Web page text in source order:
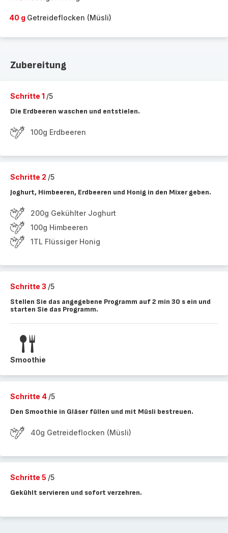
40 g Getreideflocken (Müsli)
Zubereitung
Schritte 1 /5
Die Erdbeeren waschen und entstielen.
100g Erdbeeren
Schritte 2 /5
Joghurt, Himbeeren, Erdbeeren und Honig in den Mixer geben.
200g Gekühlter Joghurt
100g Himbeeren
1TL Flüssiger Honig
Schritte 3 /5
Stellen Sie das angegebene Programm auf 2 min 30 s ein und
starten Sie das Programm.
Smoothie
Schritte 4 /5
Den Smoothie in Gläser füllen und mit Müsli bestreuen.
40g Getreideflocken (Müsli)
Schritte 5 /5
Gekühlt servieren und sofort verzehren.